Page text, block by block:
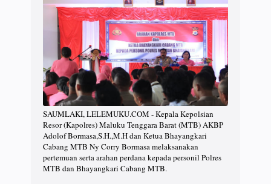
SAUMLAKI, LELEMUKU.COM - Kepala Kepolsian
Resor (Kapolres) Maluku Tenggara Barat (MTB) AKBP
Adolof Bormasa,S.H.,M.H dan Ketua Bhayangkari
Cabang MTB Ny Corry Bormasa melaksanakan
pertemuan serta arahan perdana kepada personil Polres
MTB dan Bhayangkari Cabang MTB.